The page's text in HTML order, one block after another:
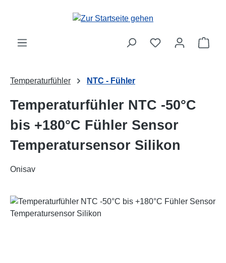
Zum Hauptinhalt springen
Temperaturfühler NTC - Fühler
Temperaturfühler NTC -50°C
bis +180°C Fühler Sensor
Temperatursensor Silikon
Onisav
Bildergalerie überspringen